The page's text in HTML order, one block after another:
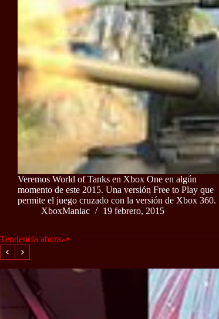
Veremos World of Tanks en Xbox One en algún
momento de este 2015. Una versión Free to Play que
permite el juego cruzado con la versión de Xbox 360.
XboxManiac
19 febrero, 2015
Tendencia ahora